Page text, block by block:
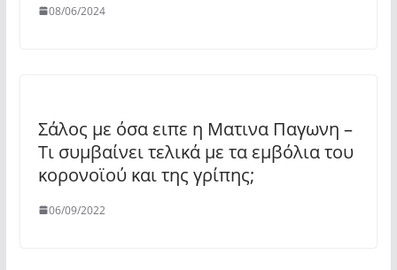
08/06/2024
Σάλος με όσα ειπε η Ματινα Παγωνη –
Τι συμβαίνει τελικά με τα εμβόλια του
κορονοϊού και της γρίπης;
06/09/2022